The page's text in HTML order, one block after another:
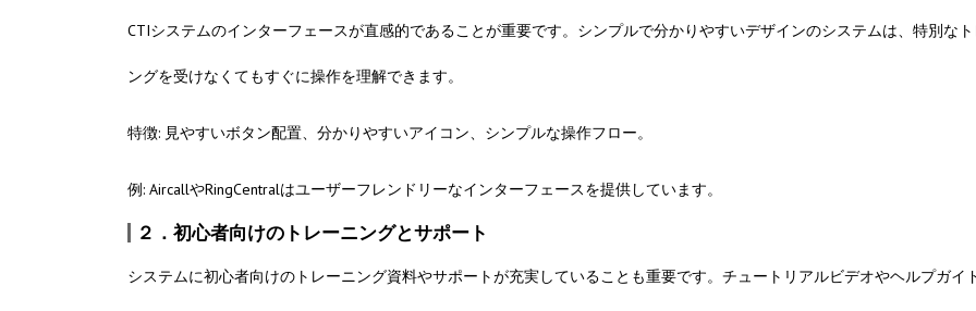
CTIシステムのインターフェースが直感的であることが重要です。シンプルで分かりやすいデザインのシステムは、特別な
ングを受けなくてもすぐに操作を理解できます。
特徴: 見やすいボタン配置、分かりやすいアイコン、シンプルな操作フロー。
例: AircallやRingCentralはユーザーフレンドリーなインターフェースを提供しています。
２．初心者向けのトレーニングとサポート
システムに初心者向けのトレーニング資料やサポートが充実していることも重要です。チュートリアルビデオやヘルプガイ